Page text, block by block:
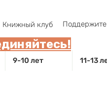
Книжный клуб
9-10 лет 11-13